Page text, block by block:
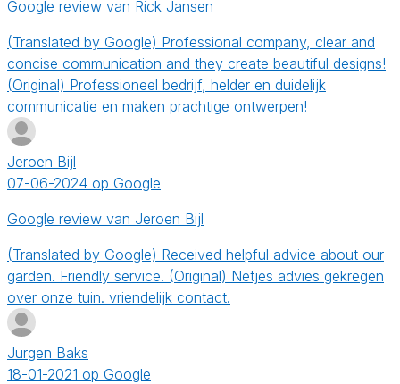
Google review van Rick Jansen
(Translated by Google) Professional company, clear and
concise communication and they create beautiful designs!
(Original) Professioneel bedrijf, helder en duidelijk
communicatie en maken prachtige ontwerpen!
Jeroen Bijl
07-06-2024 op Google
Google review van Jeroen Bijl
(Translated by Google) Received helpful advice about our
garden. Friendly service. (Original) Netjes advies gekregen
over onze tuin. vriendelijk contact.
Jurgen Baks
18-01-2021 op Google